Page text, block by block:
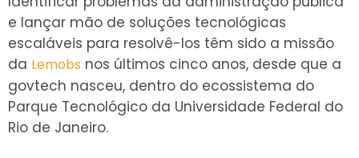
e lançar mão de soluções tecnológicas
escaláveis para resolvê-los têm sido a missão
da Lemobs nos últimos cinco anos, desde que a
govtech nasceu, dentro do ecossistema do
Parque Tecnológico da Universidade Federal do
Rio de Janeiro.